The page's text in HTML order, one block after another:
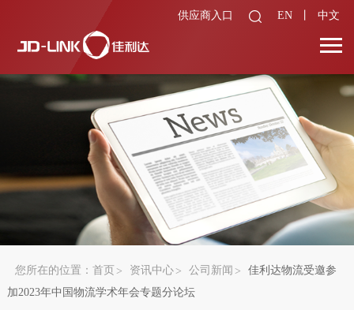
供应商入口 EN 中文
您所在的位置： 首页 资讯中心 公司新闻
佳利达物流受邀参
加2023年中国物流学术年会专题分论坛